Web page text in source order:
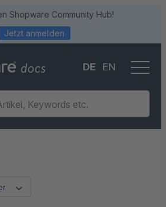
Shopware Community Hub!
Jetzt anmelden
DE EN